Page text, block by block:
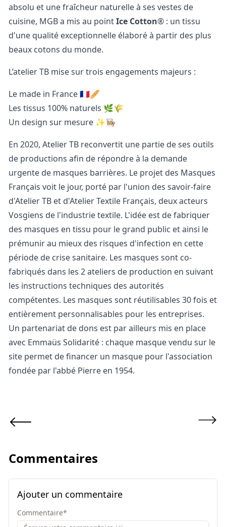
absolu et une fraîcheur naturelle à ses vestes de
cuisine, MGB a mis au pointIce Cotton® : un tissu
d'une qualité exceptionnelle élaboré à partir des plus
beaux cotons du monde.
L’atelier TB mise sur trois engagements majeurs :
Le made in France 🇫🇷🥖
Les tissus 100% naturels 🌿🌾
Un design sur mesure ✨👩🏼‍🍳
En 2020, Atelier TB reconvertit une partie de ses outils
de productions afin de répondre à la demande
urgente de masques barrières. Le projet des Masques
Français voit le jour, porté par l'union des savoir-faire
d'Atelier TB et d'Atelier Textile Français, deux acteurs
Vosgiens de l'industrie textile. L'idée est de fabriquer
des masques en tissu pour le grand public et ainsi le
prémunir au mieux des risques d'infection en cette
période de crise sanitaire. Les masques sont co-
fabriqués dans les 2 ateliers de production en suivant
les instructions techniques des autorités
compétentes. Les masques sont réutilisables 30 fois et
entièrement personnalisables pour les entreprises.
Un partenariat de dons est par ailleurs mis en place
avec Emmaüs Solidarité : chaque masque vendu sur le
site permet de financer un masque pour l'association
fondée par l'abbé Pierre en 1954.
Commentaires
Ajouter un commentaire
Commentaire*